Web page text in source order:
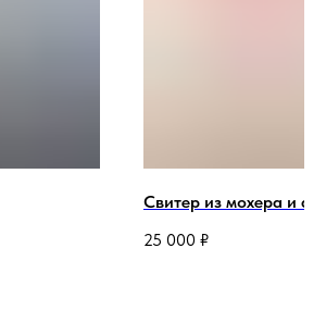
Свитер из мохера и
25 000 ₽